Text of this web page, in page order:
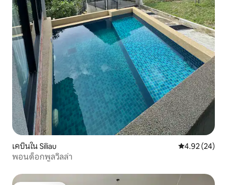
เคบินใน Siliau คะแนนเฉลี่ย
4.92 (24)
พอนด็อกพูลวิลล่า